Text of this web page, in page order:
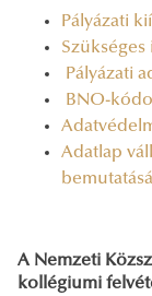
Pályázati
Szükséges
Pályázati
BNO-
Adatlap
A Nemzeti
kollégiumi